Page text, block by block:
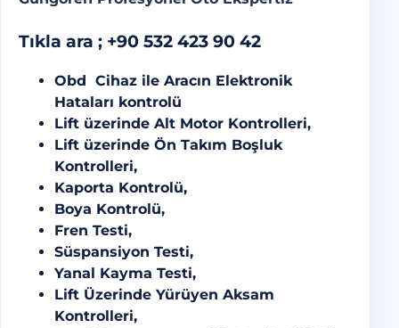
Tıkla ara ; +90 532 423 90 42
Obd Cihaz ile Aracın Elektronik
Hataları kontrolü
Lift üzerinde Alt Motor Kontrolleri,
Lift üzerinde Ön Takım Boşluk
Kontrolleri,
Kaporta Kontrolü,
Boya Kontrolü,
Fren Testi,
Süspansiyon Testi,
Yanal Kayma Testi,
Lift Üzerinde Yürüyen Aksam
Kontrolleri,